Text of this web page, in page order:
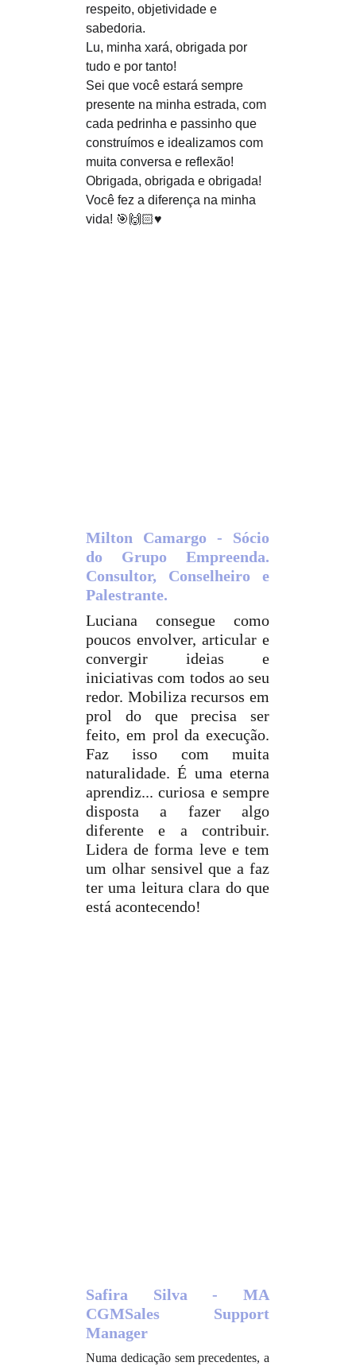
respeito, objetividade e
sabedoria.
Lu, minha xará, obrigada por
tudo e por tanto!
Sei que você estará sempre
presente na minha estrada, com
cada pedrinha e passinho que
construímos e idealizamos com
muita conversa e reflexão!
Obrigada, obrigada e obrigada!
Você fez a diferença na minha
vida! 🎯🙌🏻♥️
Milton Camargo - Sócio
do Grupo Empreenda.
Consultor, Conselheiro e
Palestrante.
Luciana consegue como
poucos envolver, articular e
convergir ideias e
iniciativas com todos ao seu
redor. Mobiliza recursos em
prol do que precisa ser
feito, em prol da execução.
Faz isso com muita
naturalidade. É uma eterna
aprendiz... curiosa e sempre
disposta a fazer algo
diferente e a contribuir.
Lidera de forma leve e tem
um olhar sensivel que a faz
ter uma leitura clara do que
está acontecendo!
Safira Silva - MA
CGMSales Support
Manager
Numa dedicação sem precedentes, a